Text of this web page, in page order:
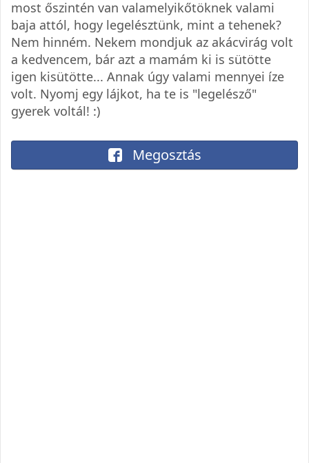
most őszintén van valamelyikőtöknek valami
baja attól, hogy legelésztünk, mint a tehenek?
Nem hinném. Nekem mondjuk az akácvirág volt
a kedvencem, bár azt a mamám ki is sütötte
igen kisütötte... Annak úgy valami mennyei íze
volt. Nyomj egy lájkot, ha te is "legelésző"
gyerek voltál! :)
Megosztás